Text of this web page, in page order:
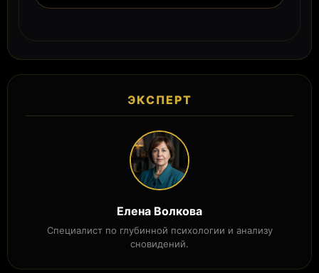
ЭКСПЕРТ
Елена Волкова
Специалист по глубинной психологии и анализу
сновидений.